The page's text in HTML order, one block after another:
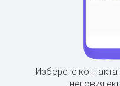
Изберете
неговия